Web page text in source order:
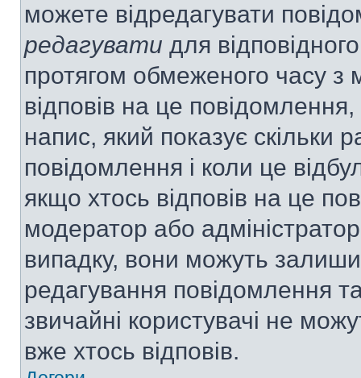
можете відредагувати
редагувати для
протягом обмеженого часу
відповів на це
напис, який показує скільки
повідомлення і коли це
якщо хтось відповів на це
модератор або
випадку, вони можуть
редагування повідомлення
звичайні користувачі не
вже хтось відповів.